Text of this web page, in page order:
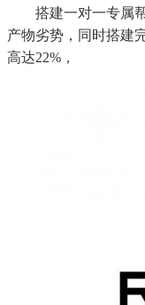
搭建一对一专属帮
产物劣势，同时搭建
高达22%，